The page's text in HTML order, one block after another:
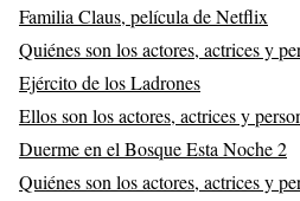
Familia Claus, película de Netflix
Quiénes son los actores, actrices y
Ejército de los Ladrones
Ellos son los actores, actrices y
Duerme en el Bosque Esta Noche 2
Quiénes son los actores, actrices y